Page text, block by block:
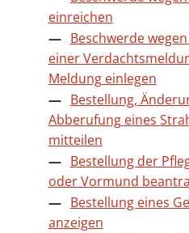
einreichen
Beschwerde
einer
Meldung einlegen
Bestellung,
Abberufung eines
mitteilen
Bestellung der
oder Vormund
Bestellung eines
anzeigen